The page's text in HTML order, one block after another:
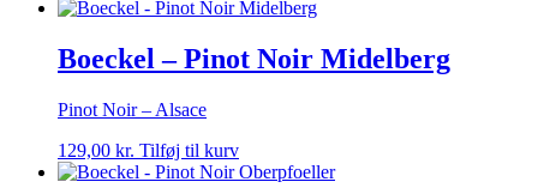
Boeckel – Pinot Noir Midelberg
Pinot Noir – Alsace
129,00 kr. Tilføj til kurv